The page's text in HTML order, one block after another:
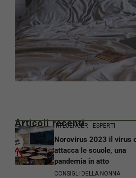
Articoli recentiINFLUENCER - ESPERTI
Norovirus 2023 il virus
attacca le scuole, una
pandemia in atto
CONSIGLI DELLA NONNA